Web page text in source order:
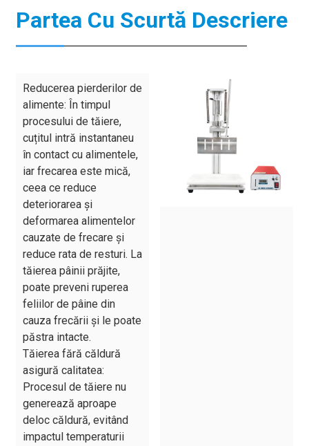
Partea Cu Scurtă Descriere
Reducerea pierderilor de
alimente: În timpul
procesului de tăiere,
cuțitul intră instantaneu
în contact cu alimentele,
iar frecarea este mică,
ceea ce reduce
deteriorarea și
deformarea alimentelor
cauzate de frecare și
reduce rata de resturi. La
tăierea pâinii prăjite,
poate preveni ruperea
feliilor de pâine din
cauza frecării și le poate
păstra intacte.
Tăierea fără căldură
asigură calitatea:
Procesul de tăiere nu
generează aproape
deloc căldură, evitând
impactul temperaturii